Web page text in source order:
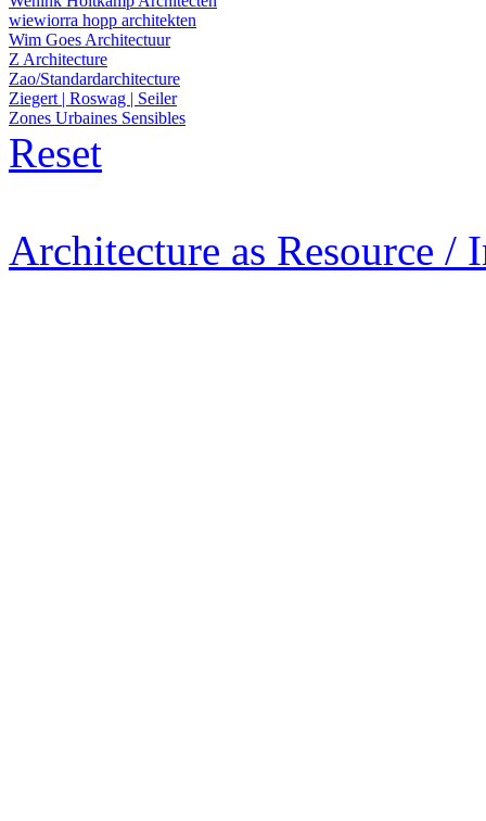
wiewiorra hopp architekten
Wim Goes Architectuur
Z Architecture
Zao/Standardarchitecture
Ziegert | Roswag | Seiler
Zones Urbaines Sensibles
Reset
Architecture as Resource /